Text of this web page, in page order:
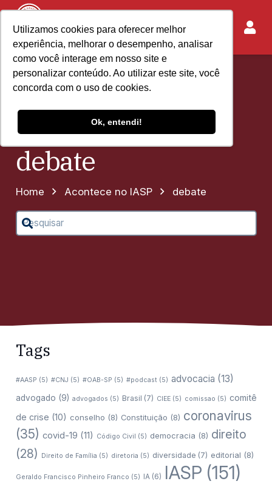
Utilizamos cookies para oferecer melhor
experiência, melhorar o desempenho, analisar
como você interage em nosso site e
personalizar conteúdo. Ao utilizar este site, você
concorda com o uso de cookies.
Ok, entendi!
debate
Home Acontece no IASP debate
Tags
#AASP (5) #CNJ (5) #OAB-SP (5) #podcast (5) advocacia (13)
advogado (9) advogados (5) Brasil (7) CIEE(5) comissao (5) comitê
de crise (10) conselho (8) Constituição (8) coronavirus
(35) covid-19 (11) Código Civil (5) democracia (8) direito
(28)
Direito de Família (5) diretoria (5) diversidade (7) editorial (8)
Geraldo Francisco Pinheiro Franco (5) IA (6) IASP (151)